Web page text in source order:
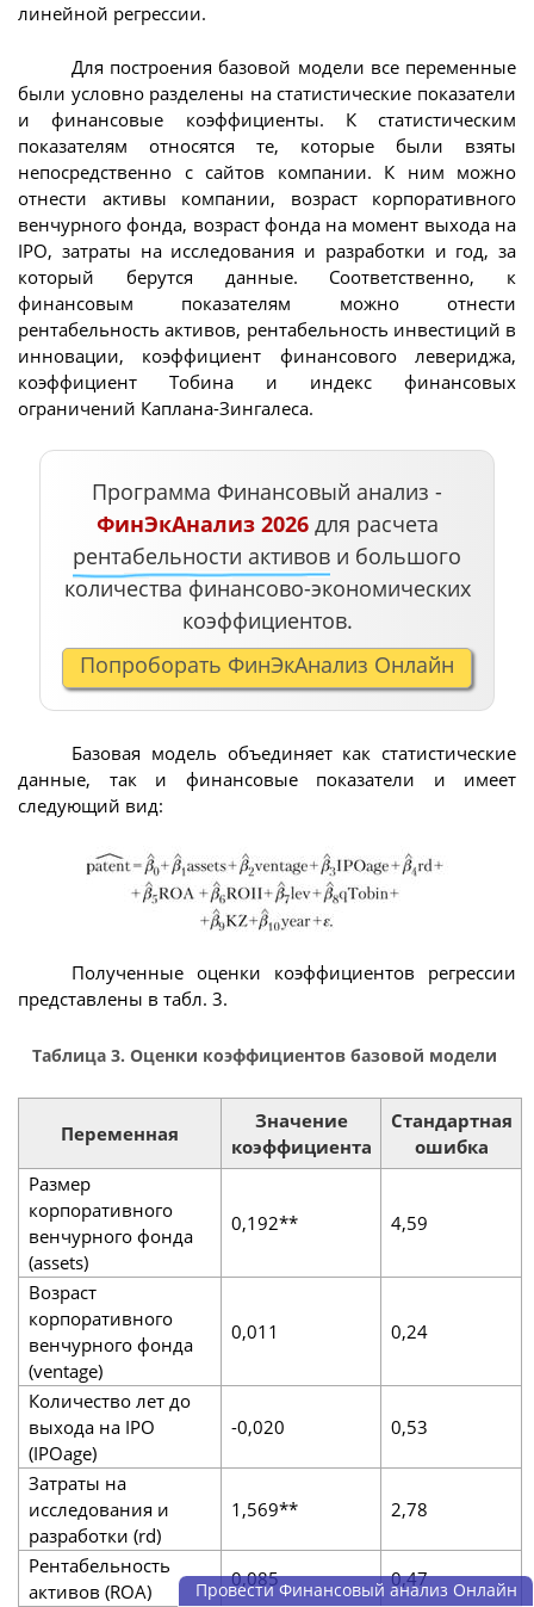
линейной регрессии.
Для построения базовой модели все переменные
были условно разделены на статистические показатели
и финансовые коэффициенты. К статистическим
показателям относятся те, которые были взяты
непосредственно с сайтов компании. К ним можно
отнести активы компании, возраст корпоративного
венчурного фонда, возраст фонда на момент выхода на
IPO, затраты на исследования и разработки и год, за
который берутся данные. Соответственно, к
финансовым показателям можно отнести
рентабельность активов, рентабельность инвестиций в
инновации, коэффициент финансового левериджа,
коэффициент Тобина и индекс финансовых
ограничений Каплана-Зингалеса.
Программа Финансовый анализ -
ФинЭкАнализ 2026для расчета
рентабельности активов и большого
количества финансово-экономических
коэффициентов.
Попроборать ФинЭкАнализ Онлайн
Базовая модель объединяет как статистические
данные, так и финансовые показатели и имеет
следующий вид:
Полученные оценки коэффициентов регрессии
представлены в табл. 3.
Таблица 3. Оценки коэффициентов базовой модели
Переменная
Значение
коэффициента
Стандартная
ошибка
Размер
корпоративного
венчурного фонда
(assets)
0,192** 4,59
Возраст
корпоративного
венчурного фонда
(ventage)
0,011 0,24
Количество лет до
выхода на IPO
(IPOage)
-0,020 0,53
Затраты на
исследования и
разработки (rd)
1,569** 2,78
Рентабельность
активов (ROA)
0,085 0,47
Провести Финансовый анализ Онлайн